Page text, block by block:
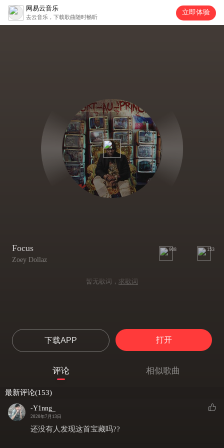
网易云音乐
去云音乐，下载歌曲随时畅听
立即体验
Focus
Zoey Dollaz
908 153
暂无歌词， 求歌词
下载APP 打开
评论 相似歌曲
最新评论(153)
-Y1nng_
2020年7月13日
还没有人发现这首宝藏吗??